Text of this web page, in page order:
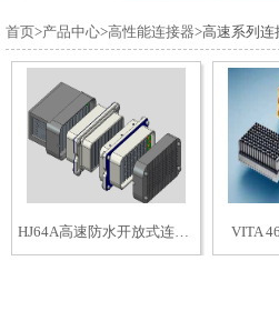
首页>产品中心>高性能连接器>高速系列连
HJ64A高速防水开放式连接器（专利产品） VITA